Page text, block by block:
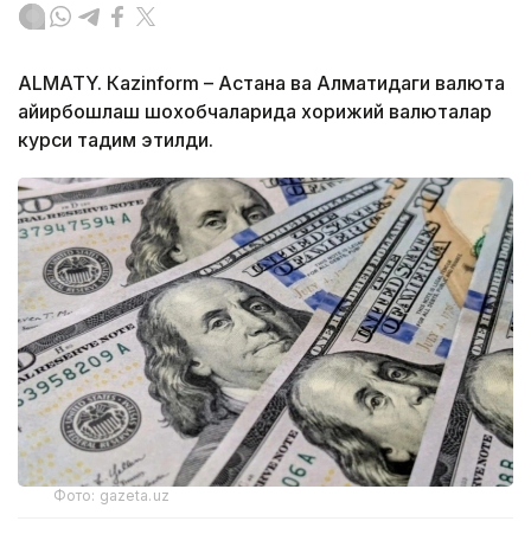
ALMATY. Кazinform – Астана ва Алматидаги валюта
айирбошлаш шохобчаларида хорижий валюталар
курси тақдим этилди.
Фото: gazeta.uz